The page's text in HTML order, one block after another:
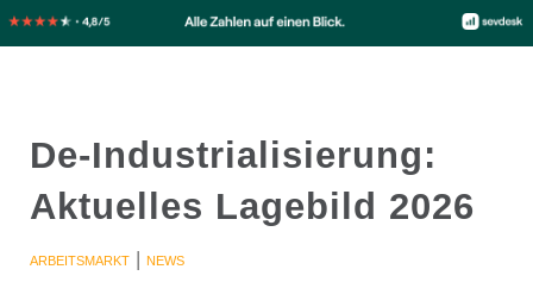
De-Industrialisierung:
Aktuelles Lagebild 2026
ARBEITSMARKT| NEWS